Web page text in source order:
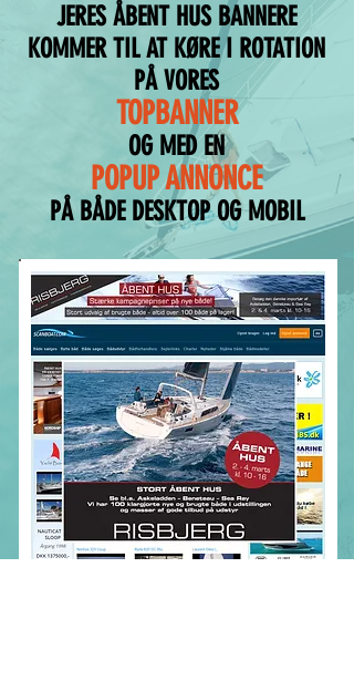
JERES ÅBENT HUS BANNERE
KOMMER TIL AT KØRE I ROTATION
PÅ VORES
TOPBANNER
OG MED EN
POPUP ANNONCE
PÅ BÅDE DESKTOP OG MOBIL